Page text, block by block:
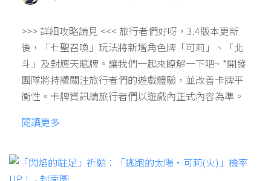
>>> 詳細攻略請見 <<< 旅行者們好呀，3.4版本更新
後，「七聖召喚」玩法將新增角色牌「可莉」、「北
斗」及對應天賦牌。讓我們一起來瞭解一下吧~ *開發
團隊將持續關注旅行者們的遊戲體驗，並改善卡牌平
衡性。卡牌資訊請旅行者們以遊戲內正式內容為準。
閱讀更多